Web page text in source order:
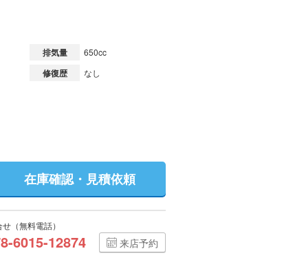
排気量 650cc
修復歴 なし
在庫確認・見積依頼
（無料電話）
6015-12874 来店予約